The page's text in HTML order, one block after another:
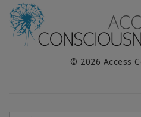
© 2026 Access